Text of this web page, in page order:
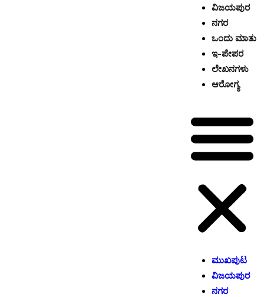
ವಿಜಯಪುರ
ನಗರ
ಒಂದು ಮಾತು
ಇ-ಪೇಪರ
ಲೇಖನಗಳು
ಆರೋಗ್ಯ
ಮುಖಪುಟ
ವಿಜಯಪುರ
ನಗರ